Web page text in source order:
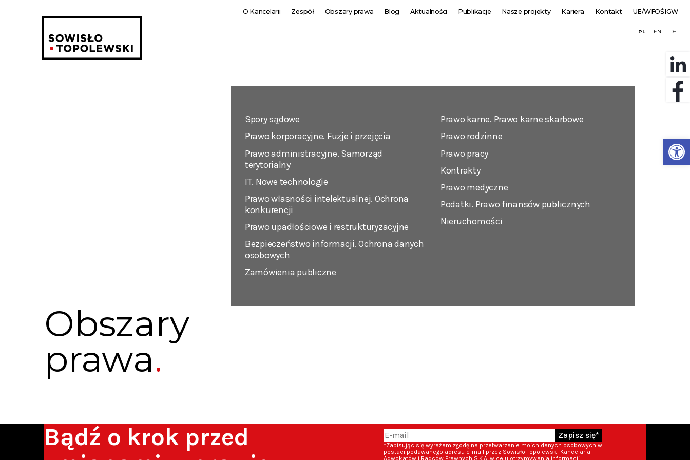
O Kancelarii Zespół Obszary prawa Blog Aktualności Publikacje Nasze projekty Kariera Kontakt UE/WFOŚIGW
PL EN DE
Obszary
prawa
Spory sądowe
Prawo korporacyjne. Fuzje i przejęcia
Prawo administracyjne. Samorząd
terytorialny
IT. Nowe technologie
Prawo własności intelektualnej. Ochrona
konkurencji
Prawo upadłościowe i restrukturyzacyjne
Bezpieczeństwo informacji. Ochrona danych
osobowych
Zamówienia publiczne
Prawo karne. Prawo karne skarbowe
Prawo rodzinne
Prawo pracy
Kontrakty
Prawo medyczne
Podatki. Prawo finansów publicznych
Nieruchomości
Bądź o krok przed
*Zapisując się wyrażam zgodę na przetwarzanie moich danych osobowych w
postaci podawanego adresu e-mail przez Sowisło Topolewski Kancelaria
Adwokatów i Radców Prawnych S.K.A. w celu otrzymywania informacji
Zapisz się*